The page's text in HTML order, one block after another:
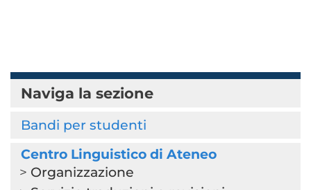
Naviga la sezione
Bandi per studenti
Centro Linguistico di Ateneo
Organizzazione